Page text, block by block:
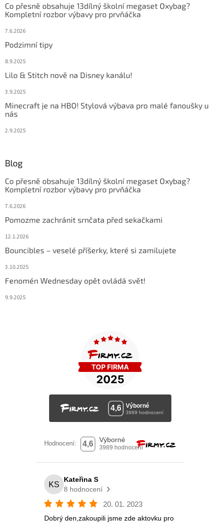
Co přesně obsahuje 13dílný školní megaset Oxybag?
Kompletní rozbor výbavy pro prvňáčka
7.6.2026
Podzimní tipy
8.9.2025
Lilo & Stitch nově na Disney kanálu!
3.9.2025
Minecraft je na HBO! Stylová výbava pro malé fanoušky u
nás
2.9.2025
Blog
Co přesně obsahuje 13dílný školní megaset Oxybag?
Kompletní rozbor výbavy pro prvňáčka
7.6.2026
Pomozme zachránit srnčata před sekačkami
12.1.2026
Bouncibles – veselé příšerky, které si zamilujete
3.10.2025
Fenomén Wednesday opět ovládá svět!
9.9.2025